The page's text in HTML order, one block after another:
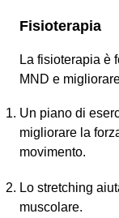
Fisioterapia
La fisioterapia è
MND e
Un piano di
migliorare la
movimento.
Lo stretching
muscolare.